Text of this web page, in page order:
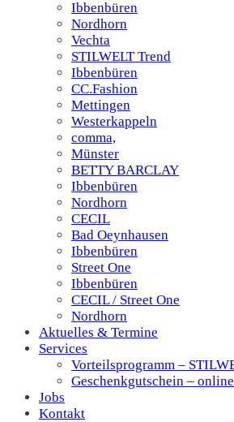
Ibbenbüren
Nordhorn
Vechta
STILWELT Trend
Ibbenbüren
CC.Fashion
Mettingen
Westerkappeln
comma,
Münster
BETTY BARCLAY
Ibbenbüren
Nordhorn
CECIL
Bad Oeynhausen
Ibbenbüren
Street One
Ibbenbüren
CECIL / Street One
Nordhorn
Aktuelles & Termine
Services
Vorteilsprogramm –
Geschenkgutschein –
Jobs
Kontakt